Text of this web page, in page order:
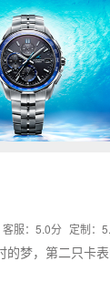
客服：5.0分 定制：
梦，第二只卡